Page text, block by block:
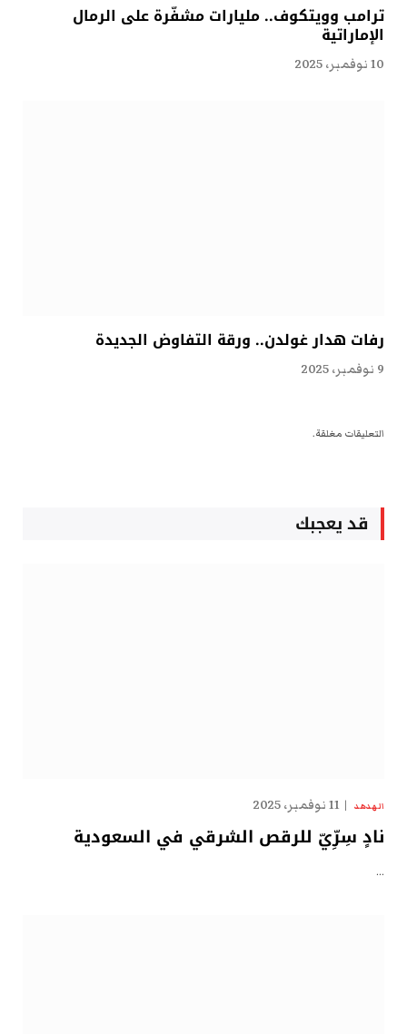
ترامب وويتكوف.. مليارات مشفّرة على الرمال
الإماراتية
10 نوفمبر، 2025
رفات هدار غولدن.. ورقة التفاوض الجديدة
9 نوفمبر، 2025
التعليقات مغلقة.
قد يعجبك
الهدهد 11 نوفمبر، 2025
نادٍ سِرِّيّ للرقص الشرقي في السعودية
…